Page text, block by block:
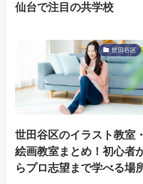
仙台で注目の共学校
世田谷区
世田谷区のイラスト教室・
絵画教室まとめ！初心者
らプロ志望まで学べる場